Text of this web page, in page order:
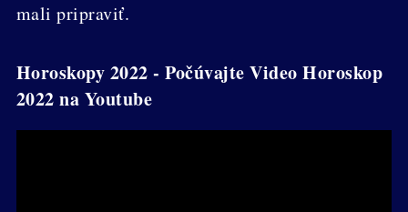
mali pripraviť.
Horoskopy 2022 - Počúvajte Video Horoskop
2022 na Youtube